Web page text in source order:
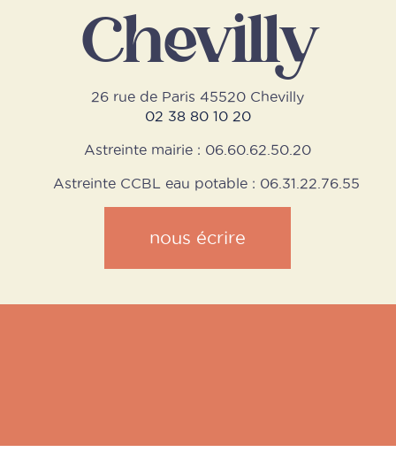
Chevilly
26 rue de Paris 45520 Chevilly
02 38 80 10 20
Astreinte mairie : 06.60.62.50.20
Astreinte CCBL eau potable : 06.31.22.76.55
nous écrire